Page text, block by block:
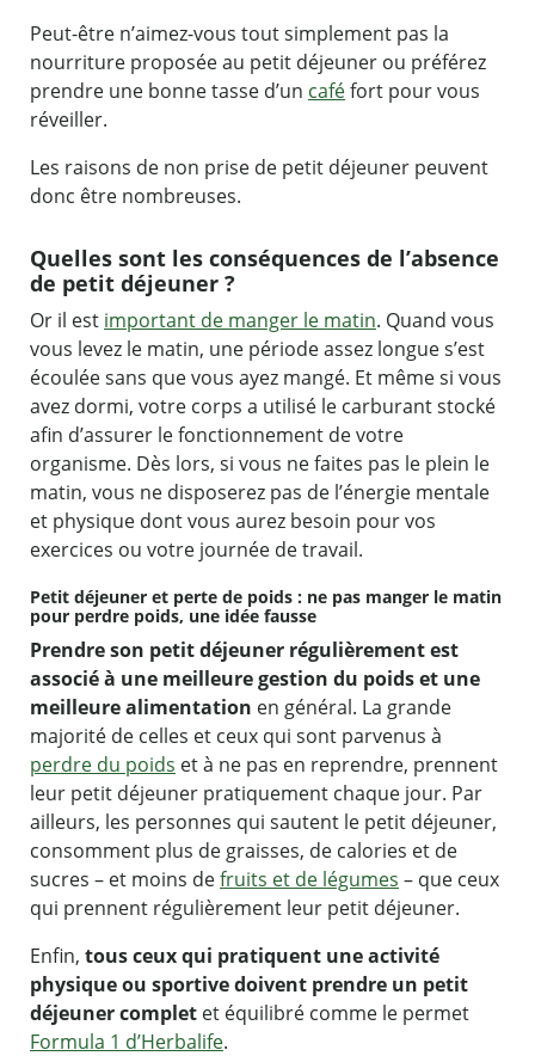
Peut-être n’aimez-vous tout simplement pas la
nourriture proposée au petit déjeuner ou préférez
prendre une bonne tasse d’un caféfort pour vous
réveiller.
Les raisons de non prise de petit déjeuner peuvent
donc être nombreuses.
Quelles sont les conséquences de l’absence
de petit déjeuner ?
Or il est important de manger le matin. Quand vous
vous levez le matin, une période assez longue s’est
écoulée sans que vous ayez mangé. Et même si vous
avez dormi, votre corps a utilisé le carburant stocké
afin d’assurer le fonctionnement de votre
organisme. Dès lors, si vous ne faites pas le plein le
matin, vous ne disposerez pas de l’énergie mentale
et physique dont vous aurez besoin pour vos
exercices ou votre journée de travail.
Petit déjeuner et perte de poids : ne pas manger le matin
pour perdre poids, une idée fausse
Prendre son petit déjeuner régulièrement est
associé à une meilleure gestion du poids et une
meilleure alimentation en général. La grande
majorité de celles et ceux qui sont parvenus à
perdre du poids et à ne pas en reprendre, prennent
leur petit déjeuner pratiquement chaque jour. Par
ailleurs, les personnes qui sautent le petit déjeuner,
consomment plus de graisses, de calories et de
sucres – et moins defruits et de légumes – que ceux
qui prennent régulièrement leur petit déjeuner.
Enfin, tous ceux qui pratiquent une activité
physique ou sportive doivent prendre un petit
déjeuner complet et équilibré comme le permet
Formula 1 d’Herbalife.